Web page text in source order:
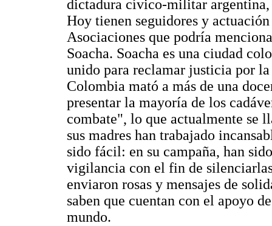
dictadura cívico-militar
Hoy tienen seguidores y
Asociaciones que podría
Soacha. Soacha es una ciudad
unido para reclamar justicia por
Colombia mató a más de una
presentar la mayoría de los
combate", lo que actualmente se
sus madres han trabajado
sido fácil: en su campaña, han
vigilancia con el fin de
enviaron rosas y mensajes de
saben que cuentan con el apoyo
mundo.